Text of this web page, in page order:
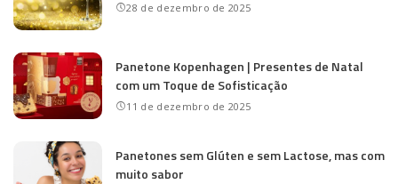
28 de dezembro de 2025
Panetone Kopenhagen | Presentes de Natal
com um Toque de Sofisticação
11 de dezembro de 2025
Panetones sem Glúten e sem Lactose, mas com
muito sabor